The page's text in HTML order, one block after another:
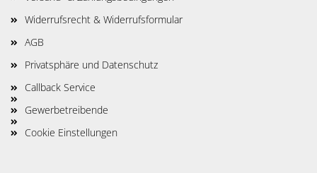
Widerrufsrecht & Widerrufsformular
AGB
Privatsphäre und Datenschutz
Callback Service
Gewerbetreibende
Cookie Einstellungen